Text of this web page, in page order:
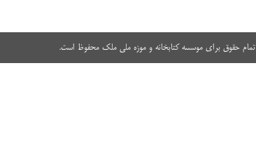
تمام حقوق برای موسسه کتابخانه و موزه ملی ملک محفوظ است.